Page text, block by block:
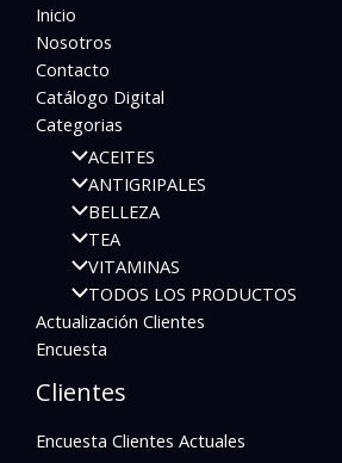
Inicio
Nosotros
Contacto
Catálogo Digital
Categorias
ACEITES
ANTIGRIPALES
BELLEZA
TEA
VITAMINAS
TODOS LOS PRODUCTOS
Actualización Clientes
Encuesta
Clientes
Encuesta Clientes Actuales